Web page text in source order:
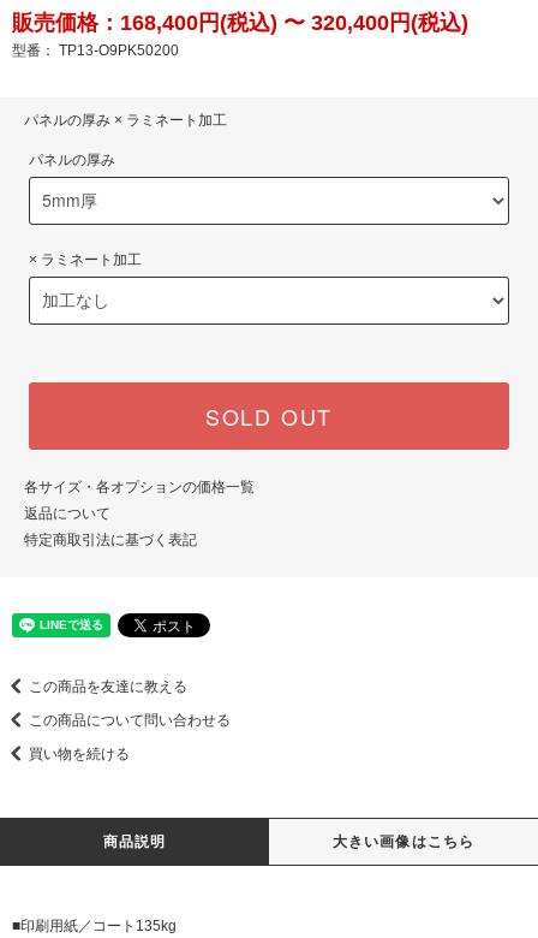
販売価格：168,400円(税込) 〜 320,400円(税込)
型番： TP13-O9PK50200
パネルの厚み × ラミネート加工
パネルの厚み
× ラミネート加工
SOLD OUT
各サイズ・各オプションの価格一覧
返品について
特定商取引法に基づく表記
この商品を友達に教える
この商品について問い合わせる
買い物を続ける
商品説明 大きい画像はこちら
■印刷用紙／コート135kg